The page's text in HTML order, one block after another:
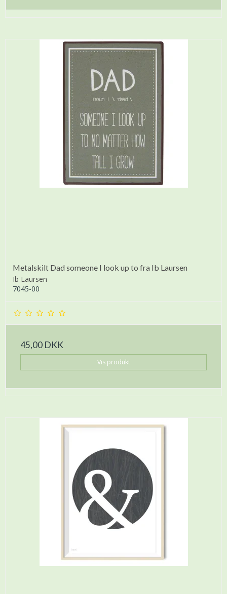
Metalskilt Dad someone I look up to fra Ib Laursen
Ib Laursen
7045-00
45,00 DKK
Vis produkt